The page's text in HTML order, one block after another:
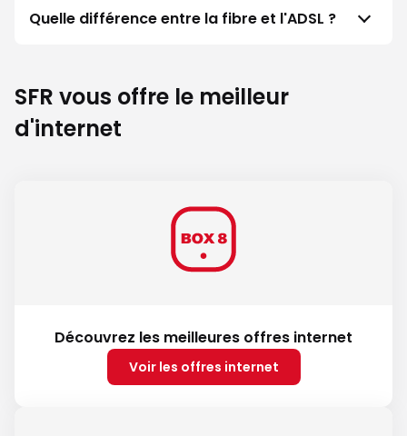
Quelle différence entre la fibre et l'ADSL ?
SFR vous offre le meilleur
d'internet
Découvrez les meilleures offres internet
Voir les offres internet